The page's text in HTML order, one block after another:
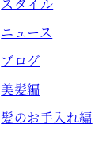
ニュース
ブログ
美髪編
髪のお手入れ編